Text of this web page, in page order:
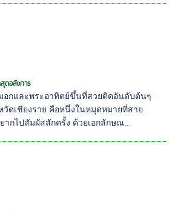
ดอลังการ
อกและพระอาทิตย์ขึ้นที่สวยติดอันดับต้นๆ
วัดเชียงราย คือหนึ่งในหมุดหมายที่สาย
กไปสัมผัสสักครั้ง ด้วยเอกลักษณ...